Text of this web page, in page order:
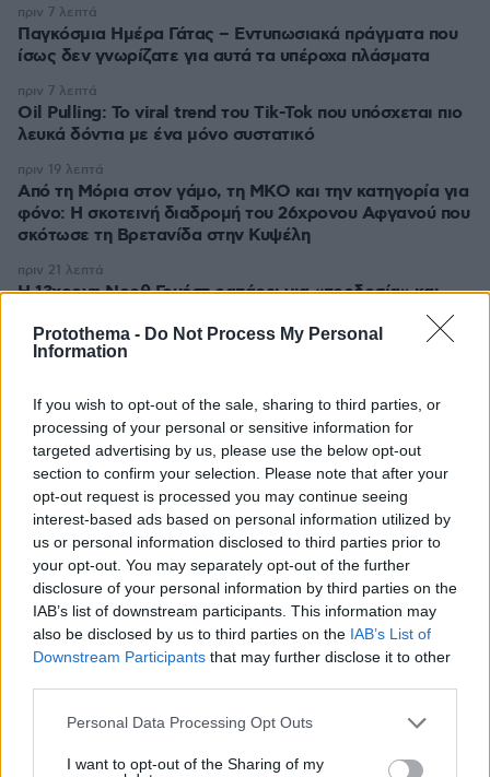
Protothema - Do Not Process My Personal
Information
If you wish to opt-out of the sale, sharing to third parties, or
processing of your personal or sensitive information for
targeted advertising by us, please use the below opt-out
section to confirm your selection. Please note that after your
opt-out request is processed you may continue seeing
interest-based ads based on personal information utilized by
us or personal information disclosed to third parties prior to
your opt-out. You may separately opt-out of the further
disclosure of your personal information by third parties on the
IAB’s list of downstream participants. This information may
also be disclosed by us to third parties on the IAB’s List of
Downstream Participants that may further disclose it to other
Please note that this website/app uses one or more Google
not limited to your visit or usage behaviour. You may click to
Personal Data Processing Opt Outs
I want to opt-out of the Sharing of my
Παγκόσμια Ημέρα Γάτας – Εντυπωσιακά πράγματα που
ίσως δεν γνωρίζατε για αυτά τα υπέροχα πλάσματα
πριν 7 λεπτά
Oil Pulling: To viral trend του Tik-Tok που υπόσχεται πιο
λευκά δόντια με ένα μόνο συστατικό
πριν 7 λεπτά
Από τη Μόρια στον γάμο, τη ΜΚΟ και την κατηγορία για
φόνο: Η σκοτεινή διαδρομή του 26χρονου Αφγανού που
σκότωσε τη Βρετανίδα στην Κυψέλη
πριν 19 λεπτά
Η 13χρονη Νορθ Γουέστ ραπάρει για «προδοσία» και
«πόνο» στο νέο της τραγούδι, δείτε τη στο βιντεοκλίπ
της
πριν 21 λεπτά
8χρονος τραυματίστηκε στο κεφάλι μετά από βουτιά σε
παραλία της Χαλκιδικής
πριν 32 λεπτά
Συνεδρίασε η Επιτροπή Εκτίμησης Κινδύνου λόγω των
υψηλών θερμοκρασιών και της ενίσχυσης των ανέμων
πριν 34 λεπτά
Υπουργείο Υγείας: Στέλνει μήνυμα για ασφαλή
κολύμβηση στους άνω των 60 – 284 θάνατοι από πνιγμό
πέρυσι
πριν 36 λεπτά
ΔΕΙΤΕ ΟΛΕΣ ΤΙΣ ΕΙΔΗΣΕΙΣ